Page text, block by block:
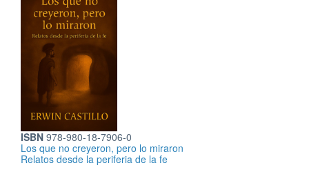
ISBN 978-980-18-7906-0
Los que no creyeron, pero lo miraron
Relatos desde la periferia de la fe